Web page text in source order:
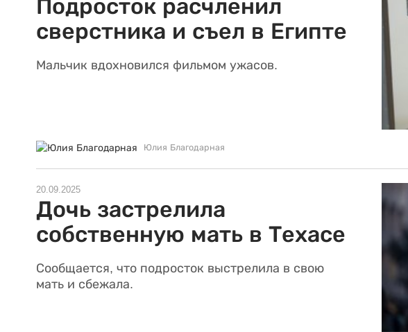
Подросток расчленил
сверстника и съел в Египте
Мальчик вдохновился фильмом ужасов.
Юлия Благодарная
20.09.2025
Дочь застрелила
собственную мать в Техасе
Сообщается, что подросток выстрелила в свою
мать и сбежала.